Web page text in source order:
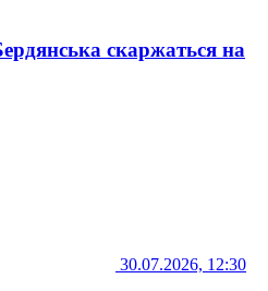
скаржаться на
30.07.2026, 12:30